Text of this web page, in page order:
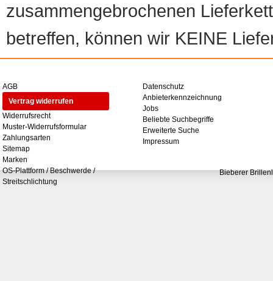
zusammengebrochenen
betreffen, können wir KEINE
AGB
Vertrag widerrufen
Widerrufsrecht
Muster-Widerrufsformular
Zahlungsarten
Sitemap
Marken
OS-Plattform / Beschwerde /
Streitschlichtung
Datenschutz
Anbieterkennzeichnung
Jobs
Beliebte Suchbegriffe
Erweiterte Suche
Impressum
Bieberer